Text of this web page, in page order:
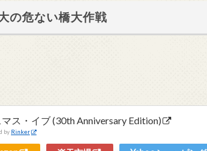
の危ない橋大作戦
ス・イブ (30th Anniversary Edition)
by Rinker